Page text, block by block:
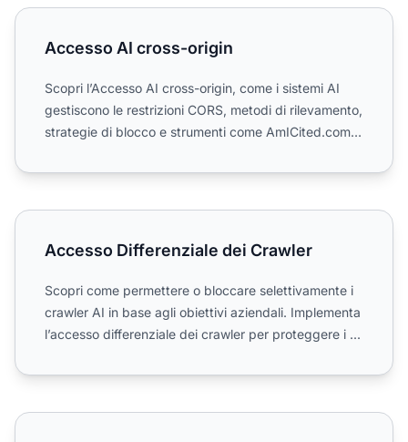
Accesso AI cross-origin
Accesso AI cross-origin
Scopri l’Accesso AI cross-origin, come i sistemi AI
gestiscono le restrizioni CORS, metodi di rilevamento,
strategie di blocco e strumenti come AmICited.com
Accesso Differenziale dei Crawler
Accesso Differenziale dei Crawler
Scopri come permettere o bloccare selettivamente i
crawler AI in base agli obiettivi aziendali. Implementa
l’accesso differenziale dei crawler per proteggere i ...
Acquista come un Professionista